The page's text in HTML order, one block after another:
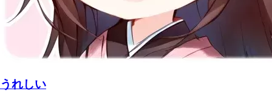
うれしい